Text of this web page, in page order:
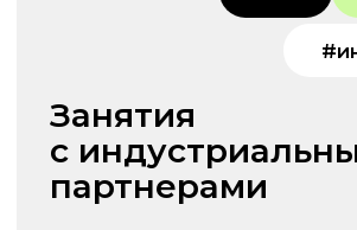
Погружение
в профессию
с первого курса